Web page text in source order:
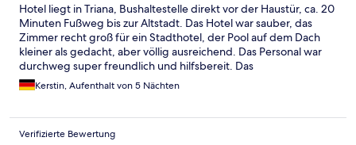
Hotel liegt in Triana, Bushaltestelle direkt vor der Haustür, ca. 20
Minuten Fußweg bis zur Altstadt. Das Hotel war sauber, das
Zimmer recht groß für ein Stadthotel, der Pool auf dem Dach
kleiner als gedacht, aber völlig ausreichend. Das Personal war
durchweg super freundlich und hilfsbereit. Das
Frühstücksbuffet lässt keine Wünsche offen und war reichlich.
Alles in allem ein tolles Hotel.
Kerstin, Aufenthalt von 5 Nächten
Verifizierte Bewertung